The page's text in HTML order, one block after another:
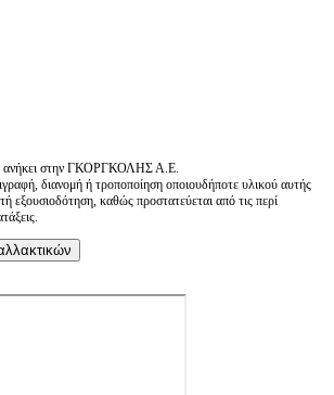
ανήκει στην ΓΚΟΡΓΚΟΛΗΣ Α.Ε.
διανομή ή τροποποίηση οποιουδήποτε υλικού αυτής
εξουσιοδότηση, καθώς προστατεύεται από τις περί